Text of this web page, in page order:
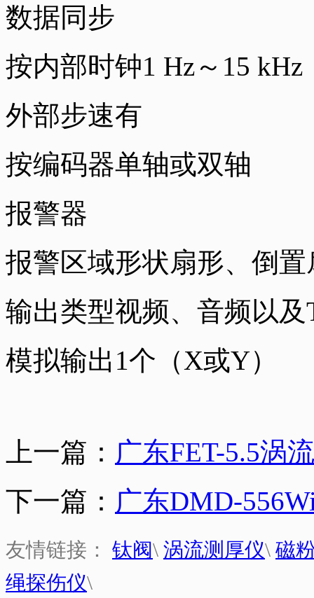
数据同步
按内部时钟1 Hz～15 kHz
外部步速有
按编码器单轴或双轴
报警器
报警区域形状扇形、倒
输出类型视频、音频以
模拟输出1个（X或Y）
上一篇： 广东FET-5.5涡
下一篇： 广东DMD-
友情链接： 钛阀\ 涡流测厚仪\ 磁
绳探伤仪\